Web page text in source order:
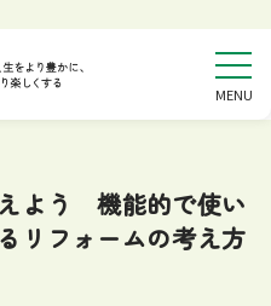
よう 機能的で使い
リフォームの考え方